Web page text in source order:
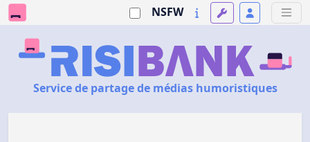
NSFW
Service de partage de médias humoristiques